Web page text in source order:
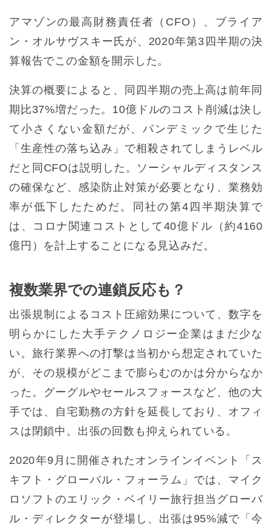
アマゾンの最高財務責任者（CFO）、ブライア
ン・オルサヴスキー氏が、2020年第3四半期の決
算報告でこの金額を開示した。
決算の概要によると、同四半期の売上高は前年同
期比37%増だった。10億ドルのコスト削減は決し
て小さくない金額だが、パンデミックで生じた
「生産性の落ち込み」で相殺されてしまうレベル
だと同CFOは説明した。ソーシャルディスタンス
の確保など、感染防止対策が必要となり、業務効
率が低下したためだ。同社の第4四半期決算で
は、コロナ関連コストとして40億ドル（約4160
億円）を計上することになる見込みだ。
複数業界での連鎖反応も？
出張規制によるコスト圧縮効果について、数字を
明らかにした大手テクノロジー企業はまだ少な
い。旅行業界への打撃は当初から想定されていた
が、その規模がどこまで膨らむのかは分からなか
った。グーグルやセールスフォースなど、他の大
手では、自宅勤務の方針を延長しており、オフィ
スは閉鎖中。出張の回数も抑えられている。
2020年9月に開催されたオンラインイベント「ス
キフト・グローバル・フォーラム」では、マイク
ロソフトのエリック・ベイリー旅行担当グローバ
ル・ディレクターが登場し、出張は95%減で「今